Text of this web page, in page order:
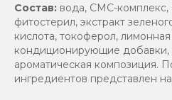
Состав: вода, СМС-комплекс,
фитостерил, экстракт
кислота, токоферол, лимонная
кондиционирующие добавки,
ароматическая композиция.
ингредиентов представлен